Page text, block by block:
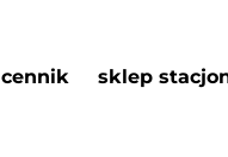
cennik sklep